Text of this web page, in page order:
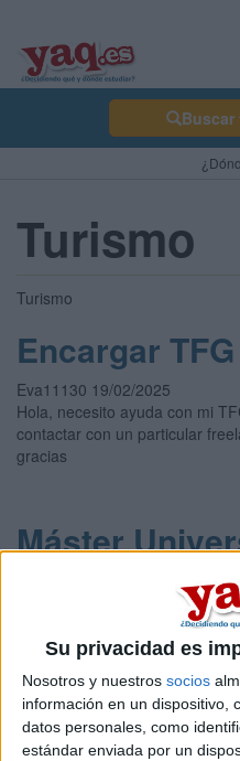
Su privacidad es
Nosotros y nuestros socios
información en un dispositivo,
datos personales, como
estándar enviada por un
Buscar
Turismo
Turismo
Encargar
Eva11130 19/02/2025
Hola, necesito ayuda con mi
contactar con un particular
gracias
Máster
Innovación
Online
Adelántate a las tendencias
adaptadas a la innovación
Innovación en Turismo de
crear productos y proyectos
impacto positivo.